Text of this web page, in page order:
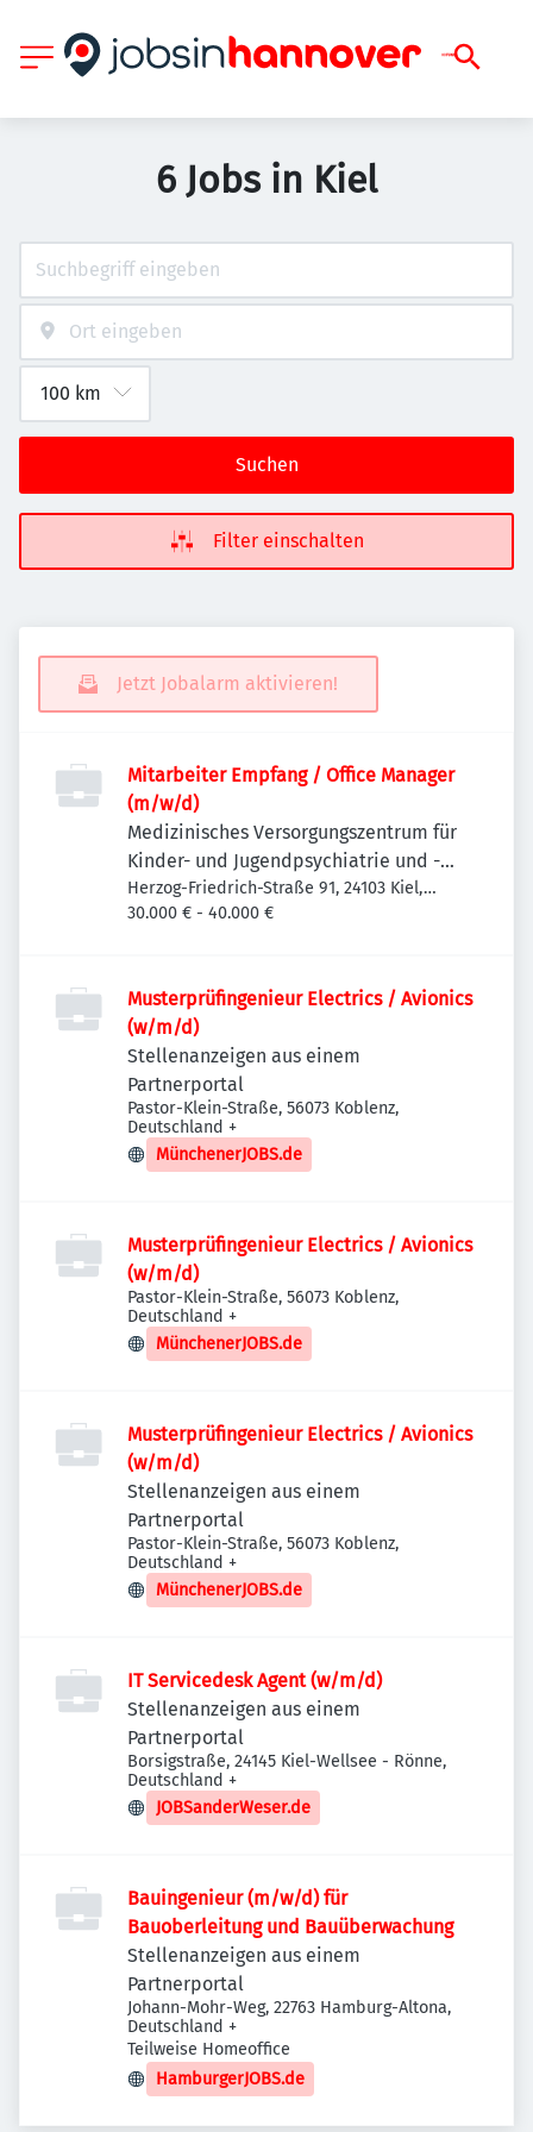
6 Jobs in Kiel
Suchen
Filter einschalten
Jetzt Jobalarm aktivieren!
Mitarbeiter Empfang / Office Manager
(m/w/d)
Medizinisches Versorgungszentrum für
Kinder- und Jugendpsychiatrie und -
psychotherapie Kiel
Herzog-Friedrich-Straße 91, 24103 Kiel,
Deutschland
30.000 € - 40.000 €
Musterprüfingenieur Electrics / Avionics
(w/m/d)
Stellenanzeigen aus einem
Partnerportal
Pastor-Klein-Straße, 56073 Koblenz,
Deutschland +
MünchenerJOBS.de
Musterprüfingenieur Electrics / Avionics
(w/m/d)
Pastor-Klein-Straße, 56073 Koblenz,
Deutschland +
MünchenerJOBS.de
Musterprüfingenieur Electrics / Avionics
(w/m/d)
Stellenanzeigen aus einem
Partnerportal
Pastor-Klein-Straße, 56073 Koblenz,
Deutschland +
MünchenerJOBS.de
IT Servicedesk Agent (w/m/d)
Stellenanzeigen aus einem
Partnerportal
Borsigstraße, 24145 Kiel-Wellsee - Rönne,
Deutschland +
JOBSanderWeser.de
Bauingenieur (m/w/d) für
Bauoberleitung und Bauüberwachung
Stellenanzeigen aus einem
Partnerportal
Johann-Mohr-Weg, 22763 Hamburg-Altona,
Deutschland +
Teilweise Homeoffice
HamburgerJOBS.de